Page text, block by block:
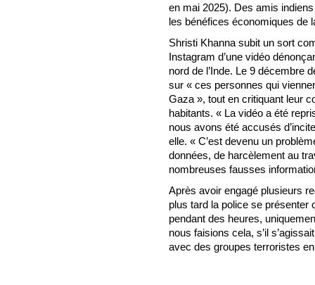
en mai 2025). Des amis
les bénéfices économiques de
Shristi Khanna subit un sort
Instagram d’une vidéo
nord de l’Inde. Le 9 décembre
sur « ces personnes qui
Gaza », tout en critiquant leur
habitants. « La vidéo a été
nous avons été accusés
elle. « C’est devenu un
données, de harcèlement au
nombreuses fausses
Après avoir engagé plusieurs
plus tard la police se présenter
pendant des heures,
nous faisions cela, s’il
avec des groupes terroristes